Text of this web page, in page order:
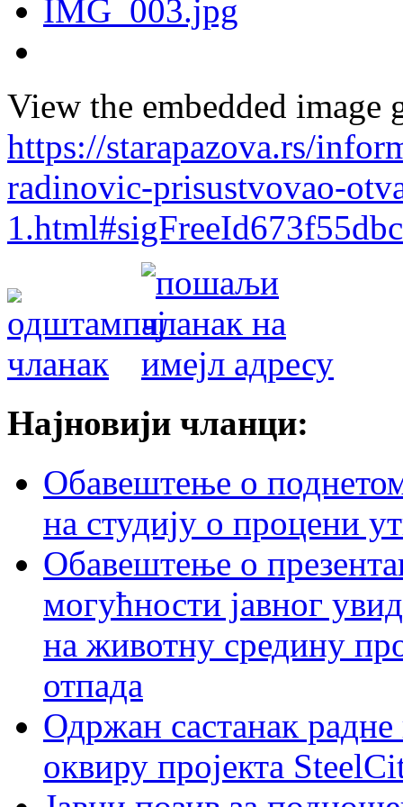
View the embedded image
https://starapazova.rs/
radinovic-prisustvovao-
Најновији чланци:
Обавештење о поднетом
на студију о процени
Обавештење о
могућности јавног
на животну средину
отпада
Одржан састанак
оквиру пројекта